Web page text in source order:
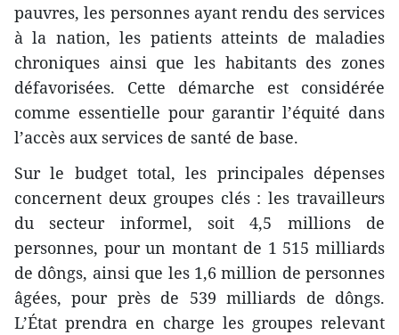
pauvres, les personnes ayant rendu des services
à la nation, les patients atteints de maladies
chroniques ainsi que les habitants des zones
défavorisées. Cette démarche est considérée
comme essentielle pour garantir l’équité dans
l’accès aux services de santé de base.
Sur le budget total, les principales dépenses
concernent deux groupes clés : les travailleurs
du secteur informel, soit 4,5 millions de
personnes, pour un montant de 1 515 milliards
de dôngs, ainsi que les 1,6 million de personnes
âgées, pour près de 539 milliards de dôngs.
L’État prendra en charge les groupes relevant